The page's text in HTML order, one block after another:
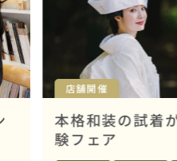
店舗開催
本格和装の試着
験フェア